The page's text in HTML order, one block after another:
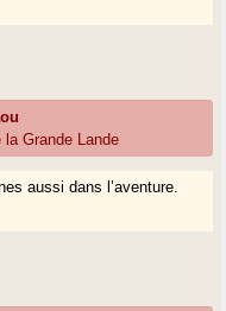
la Grande Lande
aussi dans l’aventure.